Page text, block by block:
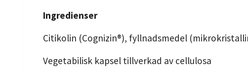
Ingredienser
Citikolin (Cognizin®), fyllnadsmedel
Vegetabilisk kapsel tillverkad av cellulosa